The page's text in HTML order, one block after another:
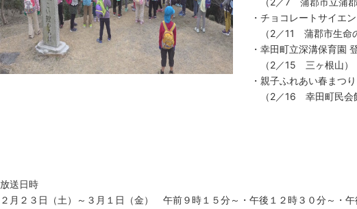
・チョコレートサイエ
（2／11 蒲郡市生命
・幸田町立深溝保育園
（2／15 三ヶ根山）
・親子ふれあい春まつり
（2／16 幸田町民会
放送日時
２月２３日（土）～３月１日（金） 午前９時１５分～・午後１２時３０分～・午